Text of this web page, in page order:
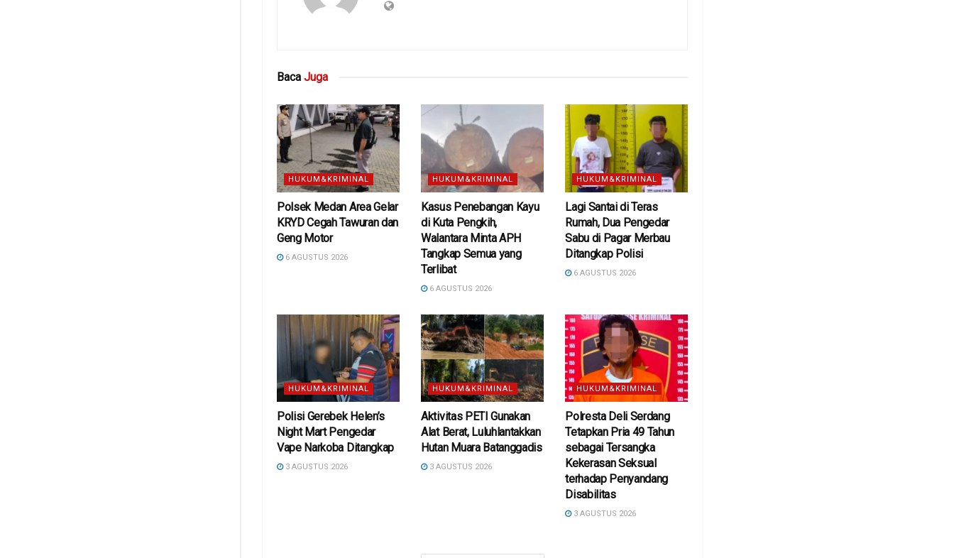
Baca Juga
HUKUM&KRIMINAL
Polsek Medan Area Gelar
KRYD Cegah Tawuran dan
Geng Motor
6 AGUSTUS 2026
HUKUM&KRIMINAL
Kasus Penebangan Kayu
di Kuta Pengkih,
Walantara Minta APH
Tangkap Semua yang
Terlibat
6 AGUSTUS 2026
HUKUM&KRIMINAL
Lagi Santai di Teras
Rumah, Dua Pengedar
Sabu di Pagar Merbau
Ditangkap Polisi
6 AGUSTUS 2026
HUKUM&KRIMINAL
Polisi Gerebek Helen’s
Night Mart Pengedar
Vape Narkoba Ditangkap
3 AGUSTUS 2026
HUKUM&KRIMINAL
Aktivitas PETI Gunakan
Alat Berat, Luluhlantakkan
Hutan Muara Batanggadis
3 AGUSTUS 2026
HUKUM&KRIMINAL
Polresta Deli Serdang
Tetapkan Pria 49 Tahun
sebagai Tersangka
Kekerasan Seksual
terhadap Penyandang
Disabilitas
3 AGUSTUS 2026